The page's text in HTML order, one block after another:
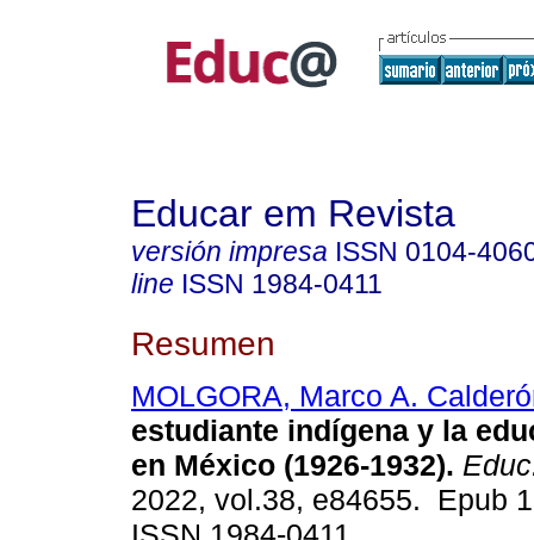
Educar em Revista
versión impresa ISSN 0104-
line ISSN 1984-0411
Resumen
MOLGORA, Marco A.
estudiante indígena y la
en México (1926-1932).
2022, vol.38, e84655. Epub